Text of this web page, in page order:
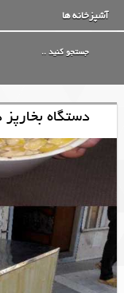
آشپزخانه ها
دستگاه